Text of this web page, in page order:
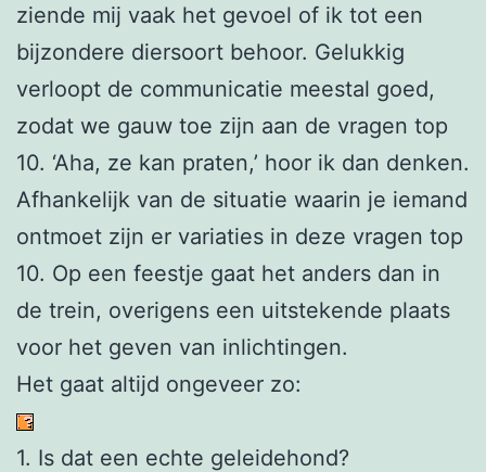
ziende mij vaak het gevoel of ik tot een
bijzondere diersoort behoor. Gelukkig
verloopt de communicatie meestal goed,
zodat we gauw toe zijn aan de vragen top
10. ‘Aha, ze kan praten,’ hoor ik dan denken.
Afhankelijk van de situatie waarin je iemand
ontmoet zijn er variaties in deze vragen top
10. Op een feestje gaat het anders dan in
de trein, overigens een uitstekende plaats
voor het geven van inlichtingen.
Het gaat altijd ongeveer zo:
1. Is dat een echte geleidehond?